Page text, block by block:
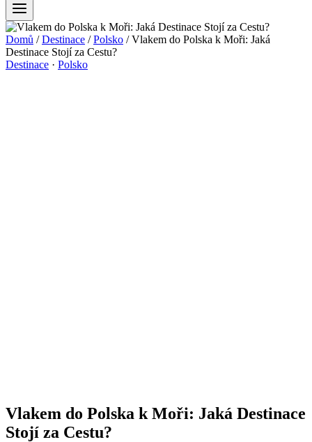
Domů / Destinace / Polsko / Vlakem do Polska k Moři: Jaká
Destinace Stojí za Cestu?
Destinace · Polsko
Vlakem do Polska k Moři: Jaká Destinace
Stojí za Cestu?